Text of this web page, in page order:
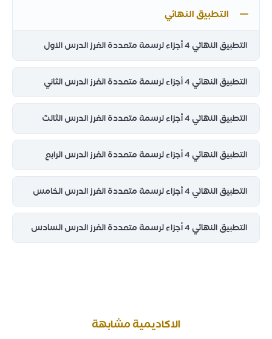
التطبيق النهائي
التطبيق النهائي 4 أجزاء لرسمة متعددة الغرز الدرس الاول
التطبيق النهائي 4 أجزاء لرسمة متعددة الغرز الدرس الثاني
التطبيق النهائي 4 أجزاء لرسمة متعددة الغرز الدرس الثالث
التطبيق النهائي 4 أجزاء لرسمة متعددة الغرز الدرس الرابع
التطبيق النهائي 4 أجزاء لرسمة متعددة الغرز الدرس الخامس
التطبيق النهائي 4 أجزاء لرسمة متعددة الغرز الدرس السادس
الاكاديمية مشابهة